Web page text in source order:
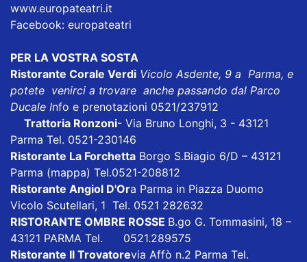
www.europateatri.it
Facebook: europateatri
PER LA VOSTRA SOSTA
Ristorante Corale Verdi Vicolo Asdente, 9 a Parma, e
potete venirci a trovare anche passando dal Parco
Ducale Info e prenotazioni 0521/237912
Trattoria Ronzoni- Via Bruno Longhi, 3 - 43121
Parma Tel. 0521-230146
Ristorante La Forchetta Borgo S.Biagio 6/D – 43121
Parma (mappa) Tel.0521-208812
Ristorante Angiol D'Ora Parma in Piazza Duomo
Vicolo Scutellari, 1 Tel. 0521 282632
RISTORANTE OMBRE ROSSE B.go G. Tommasini, 18 –
43121 PARMA Tel. 0521.289575
Ristorante Il Trovatorevia Affò n.2 Parma Tel.